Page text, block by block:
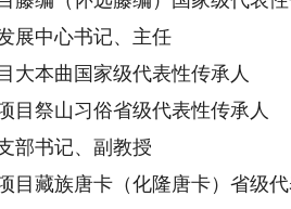
展中心书记、主任
大本曲国家级代表性传承人
目祭山习俗省级代表性传承人
部书记、副教授
目藏族唐卡（化隆唐卡）省级代